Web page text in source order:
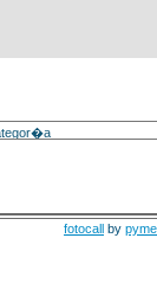
fotocall by